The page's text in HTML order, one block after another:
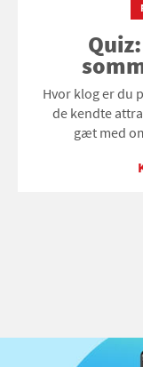
Hvor klog er du
de kendte
gæt med